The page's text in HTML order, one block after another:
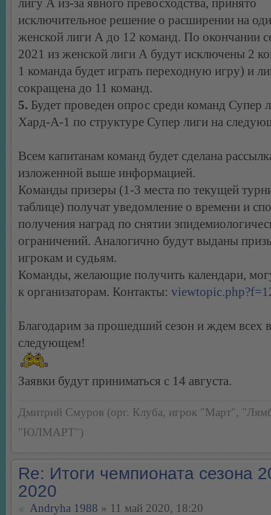
лигу А из-за явного превосходства, принято
исключительное решение о расширении на
женской лиги А до 12 команд. По окончании
2021 из женской лиги А будут исключены 2
1 команда будет играть переходную игру) и
сокращена до 11 команд.
5. Будет проведен опрос среди команд Супер
Хард-А-1 по структуре Супер лиги на
Всем капитанам команд будет сделана
изложенной выше информацией.
Команды призеры (1-3 места по текущей
таблице) получат уведомление о времени и
получения наград по снятии
ограничений. Аналогично будут выданы
игрокам и судьям.
Команды, желающие получить календари,
к организаторам. Контакты:
Благодарим за прошедший сезон и ждем всех в
следующем!
Заявки будут приниматься с 14 августа.
Дмитрий Смуров (орг. Клуба, игрок "Март",
"ЮЛМАРТ")
Re: Итоги чемпионата сезона
2020
Andryha 1988 » 11 май 2020, 18:20